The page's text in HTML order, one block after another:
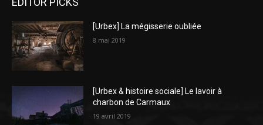
[Urbex] La mégisserie oubliée
8 mai 2019
[Urbex & histoire sociale] Le lavoir à
charbon de Carmaux
19 avril 2019